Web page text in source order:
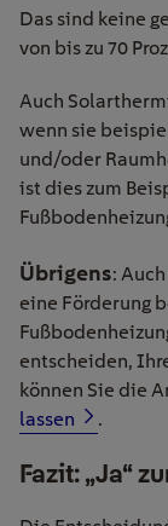
Das sind keine
von bis zu 70
Auch Solart
wenn sie
und/oder
ist dieszum
Übrigens:
eine Förderung
entscheiden,
können Sie die
lassen
.
Fazit: „Ja“